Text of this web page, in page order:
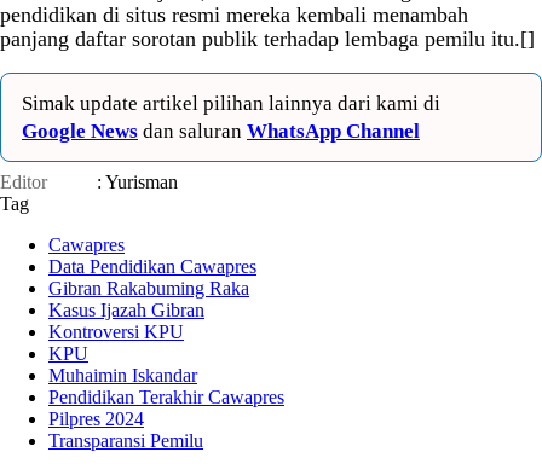
pendidikan di situs resmi mereka kembali menambah
panjang daftar sorotan publik terhadap lembaga pemilu itu.[]
Simak update artikel pilihan lainnya dari kami di
Google News dan saluran WhatsApp Channel
Editor
: Yurisman
Tag
Cawapres
Data Pendidikan Cawapres
Gibran Rakabuming Raka
Kasus Ijazah Gibran
Kontroversi KPU
KPU
Muhaimin Iskandar
Pendidikan Terakhir Cawapres
Pilpres 2024
Transparansi Pemilu